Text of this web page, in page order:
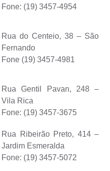
Fone: (19) 3457-4954
Rua do Centeio, 38 – São
Fernando
Fone (19) 3457-4981
Rua Gentil Pavan, 248 –
Vila Rica
Fone: (19) 3457-3675
Rua Ribeirão Preto, 414 –
Jardim Esmeralda
Fone: (19) 3457-5072